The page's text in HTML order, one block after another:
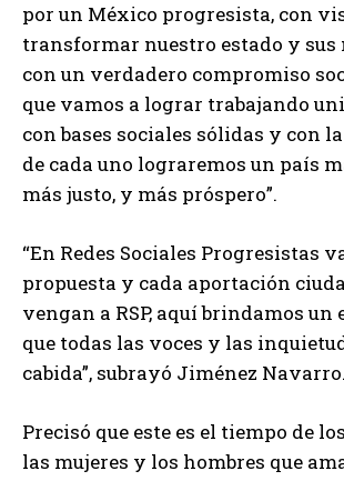
por un México progresista, con
transformar nuestro estado y
con un verdadero compromiso
que vamos a lograr trabajando
con bases sociales sólidas y con
de cada uno lograremos un país
más justo, y más próspero”.
“En Redes Sociales Progresistas
propuesta y cada aportación
vengan a RSP, aquí brindamos un
que todas las voces y las
cabida”, subrayó Jiménez Navarro.
Precisó que este es el tiempo de
las mujeres y los hombres que